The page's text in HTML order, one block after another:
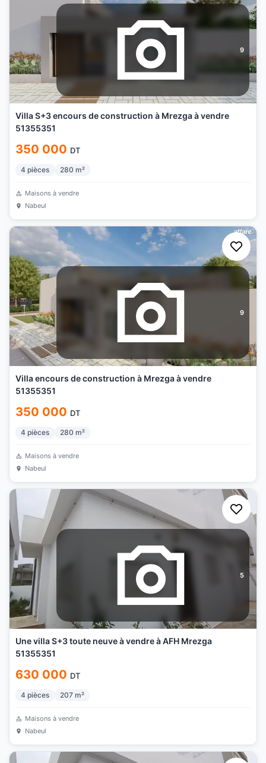
9
Villa S+3 encours de construction à Mrezga à vendre
51355351
350 000 DT
4 pièces 280 m²
Maisons à vendre
Nabeul
9
Villa encours de construction à Mrezga à vendre
51355351
350 000 DT
4 pièces 280 m²
Maisons à vendre
Nabeul
5
Une villa S+3 toute neuve à vendre à AFH Mrezga
51355351
630 000 DT
4 pièces 207 m²
Maisons à vendre
Nabeul